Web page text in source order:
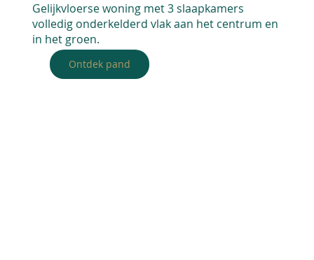
Gelijkvloerse woning met 3 slaapkamers
volledig onderkelderd vlak aan het centrum en
in het groen.
Ontdek pand